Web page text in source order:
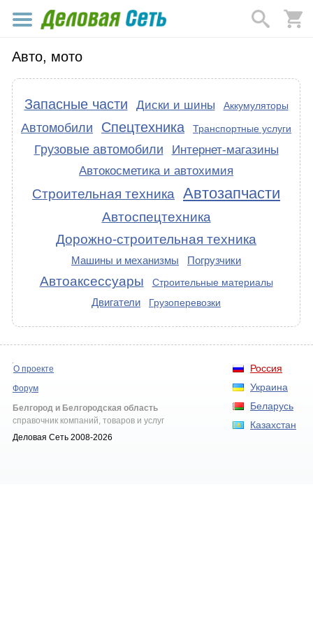
Авто, мото
Запасные части Диски и шины Аккумуляторы
Автомобили Спецтехника Транспортные услуги
Грузовые автомобили
Интернет-магазины
Автокосметика и автохимия
Строительная техника Автозапчасти
Автоспецтехника
Дорожно-строительная техника
Машины и механизмы Погрузчики
Автоаксессуары Строительные материалы
Двигатели Грузоперевозки
Россия
Украина
Беларусь
Казахстан
О проекте
Форум
Белгород и Белгородская область
справочник компаний, товаров и услуг
Деловая Сеть 2008-2026